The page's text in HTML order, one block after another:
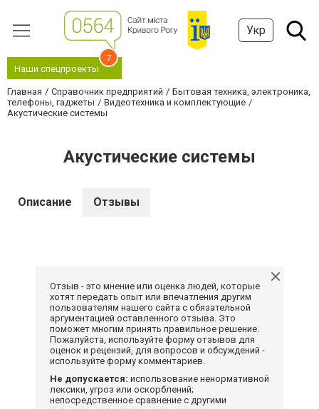
Укр
Наши спецпроекты
7
Главная Справочник предприятий
Бытовая техника, электроника,
телефоны, гаджеты
Видеотехника и комплектующие
Акустические системы
Акустические системы
Описание Отзывы
Отзыв - это мнение или оценка людей, которые
хотят передать опыт или впечатления другим
пользователям нашего сайта с обязательной
аргументацией оставленного отзыва. Это
поможет многим принять правильное решение.
Пожалуйста, используйте форму отзывов для
оценок и рецензий, для вопросов и обсуждений -
используйте форму комментариев.
Не допускается: использование ненормативной
лексики, угроз или оскорблений;
непосредственное сравнение с другими